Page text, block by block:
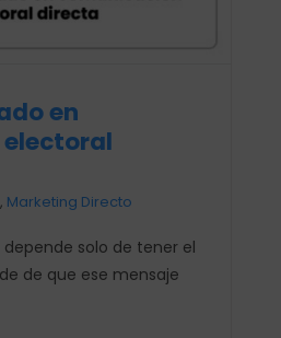
en
, Marketing Directo
solo de tener el
de que ese mensaje